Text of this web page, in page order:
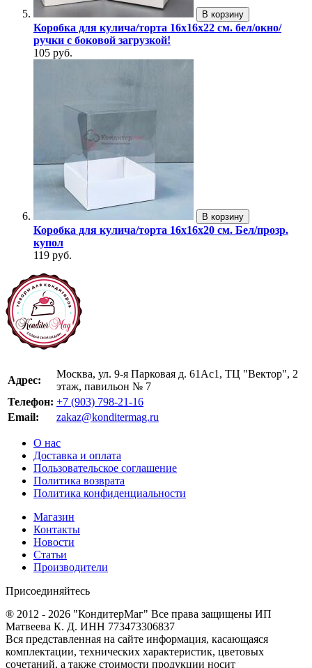
В корзину
Коробка для кулича/торта 16х16х22 см. бел/окно/
ручки с боковой загрузкой!
105 руб.
В корзину
Коробка для кулича/торта 16х16х20 см. Бел/прозр.
купол
119 руб.
Адрес:
Москва, ул. 9-я Парковая д. 61Ас1, ТЦ "Вектор", 2
этаж, павильон № 7
Телефон: +7 (903) 798-21-16
Email:
zakaz@konditermag.ru
О нас
Доставка и оплата
Пользовательское соглашение
Политика возврата
Политика конфиденциальности
Магазин
Контакты
Новости
Статьи
Производители
Присоединяйтесь
® 2012 - 2026 "КондитерМаг" Все права защищены ИП
Матвеева К. Д. ИНН 773473306837
Вся представленная на сайте информация, касающаяся
комплектации, технических характеристик, цветовых
сочетаний, а также стоимости продукции носит